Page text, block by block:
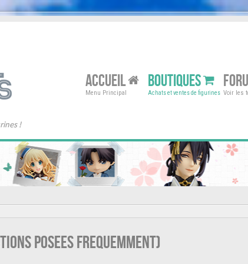
!
ACCUEIL
Menu Principal
BOUTIQUES
Achats et ventes de figurines Voir les
posees frequemment)